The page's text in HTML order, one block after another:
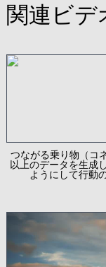
関連ビデ
つながる乗り物（コ
以上のデータを生成
ようにして行動